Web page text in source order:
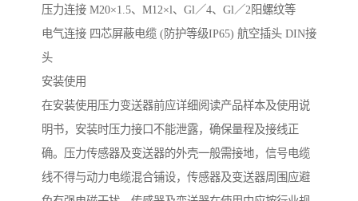
压力连接 M20×1.5、M12×l、Gl／4、Gl／2阳螺纹等
电气连接 四芯屏蔽电缆 (防护等级IP65) 航空插头 DIN接
头
安装使用
在安装使用压力变送器前应详细阅读产品样本及使用说
明书，安装时压力接口不能泄露，确保量程及接线正
确。压力传感器及变送器的外壳一般需接地，信号电缆
线不得与动力电缆混合铺设，传感器及变送器周围应避